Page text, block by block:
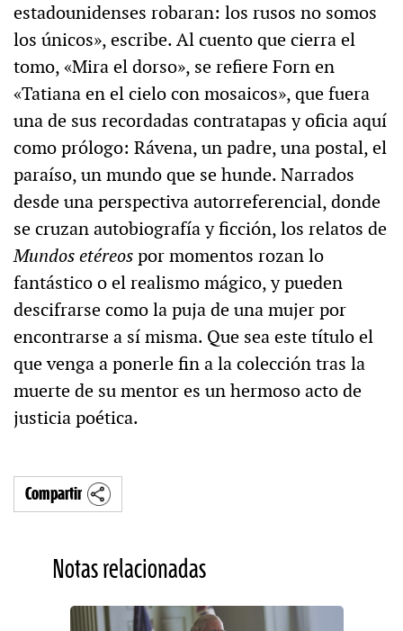
estadounidenses robaran: los rusos no somos
los únicos», escribe. Al cuento que cierra el
tomo, «Mira el dorso», se refiere Forn en
«Tatiana en el cielo con mosaicos», que fuera
una de sus recordadas contratapas y oficia aquí
como prólogo: Rávena, un padre, una postal, el
paraíso, un mundo que se hunde. Narrados
desde una perspectiva autorreferencial, donde
se cruzan autobiografía y ficción, los relatos de
Mundos etéreospor momentos rozan lo
fantástico o el realismo mágico, y pueden
descifrarse como la puja de una mujer por
encontrarse a sí misma. Que sea este título el
que venga a ponerle fin a la colección tras la
muerte de su mentor es un hermoso acto de
justicia poética.
Compartir
Notas relacionadas